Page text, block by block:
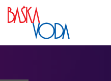
перейти к содержанию